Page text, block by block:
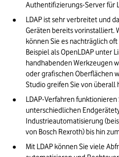
Authentifizierungs-Server für
LDAP ist sehr verbreitet und
Geräten bereits vorinstalliert.
können Sie es nachträglich
Beispiel als OpenLDAP unter
handhabenden Werkzeugen
oder grafischen Oberflächen
Studio greifen Sie von überall
LDAP-Verfahren
unterschiedlichen
Industrieautomatisierung
von Bosch Rexroth) bis hin
Mit LDAP können Sie viele